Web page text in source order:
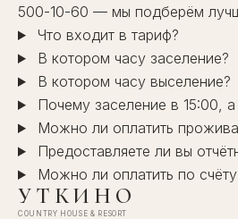
500-10-60 — мы подберём
Что входит в тариф?
В котором часу заселение?
В котором часу выселение?
Почему заселение в 15:00,
Можно ли оплатить
Предоставляете ли вы
Можно ли оплатить по
УТКИНО
COUNTRY HOUSE & RESORT